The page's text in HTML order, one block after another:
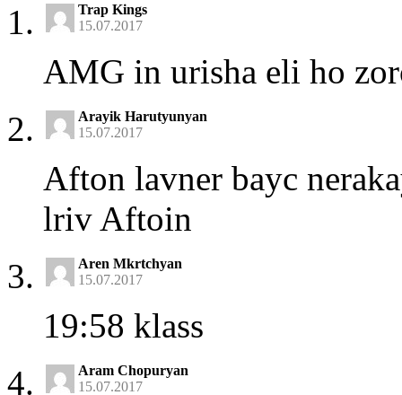
Trap Kings
15.07.2017
AMG in urisha eli ho
Arayik Harutyunyan
15.07.2017
Afton lavner bayc
lriv Aftoin
Aren Mkrtchyan
15.07.2017
19:58 klass
Aram Chopuryan
15.07.2017